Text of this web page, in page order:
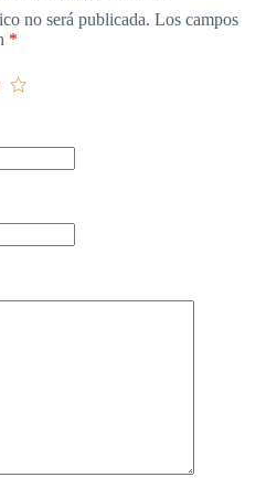
no será publicada. Los campos
*